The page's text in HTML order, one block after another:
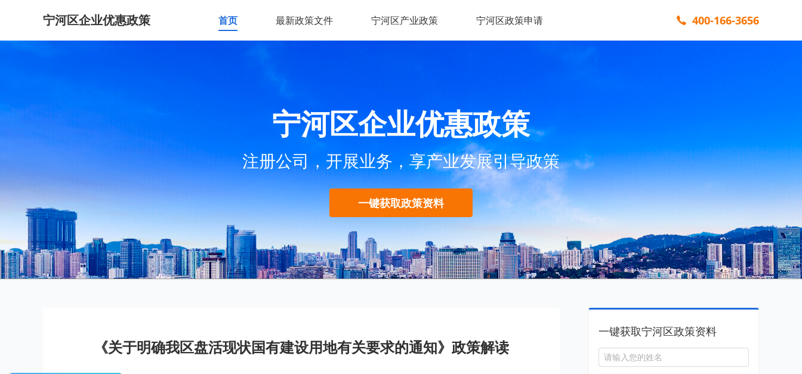
宁河区企业优惠政策 首页 最新政策文件 宁河区产业政策 宁河区政策申请 400-166-3656
宁河区企业优惠政策
注册公司，开展业务，享产业发展引导政策
一键获取政策资料
《关于明确我区盘活现状国有建设用地有关要求的通知》政策解读
一键获取宁河区政策资料